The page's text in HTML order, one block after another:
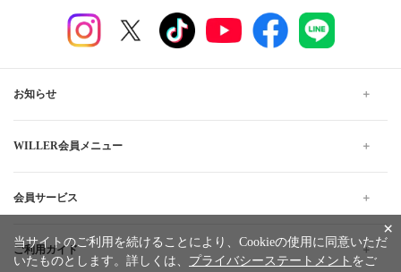
お知らせ
WILLER会員メニュー
会員サービス
ご利用ガイド
×
当サイトのご利用を続けることにより、Cookieの使用に同意いただ
いたものとします。詳しくは、 プライバシーステートメント をご